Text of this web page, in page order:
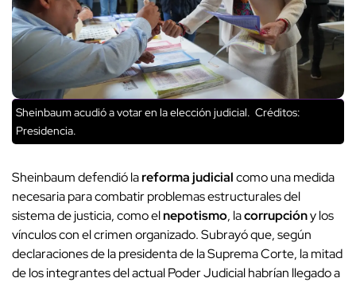
Sheinbaum acudió a votar en la elección judicial. Créditos:
Presidencia.
Sheinbaum defendió lareforma judicialcomo una medida
necesaria para combatir problemas estructurales del
sistema de justicia, como elnepotismo, lacorrupcióny los
vínculos con el crimen organizado. Subrayó que, según
declaraciones de la presidenta de la Suprema Corte, la mitad
de los integrantes del actual Poder Judicial habrían llegado a